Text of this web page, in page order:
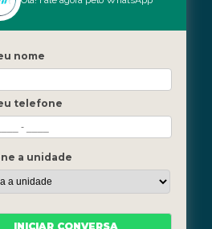
Conosco
(21) 3619-5657
99390-3850
a sexta, das 7h às 21h
- Rio de Janeiro
nome
telefone
a unidade
INICIAR CONVERSA